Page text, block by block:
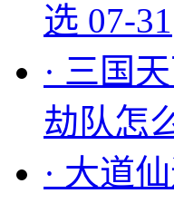
选 07-31
· 三国
劫队怎
· 大道